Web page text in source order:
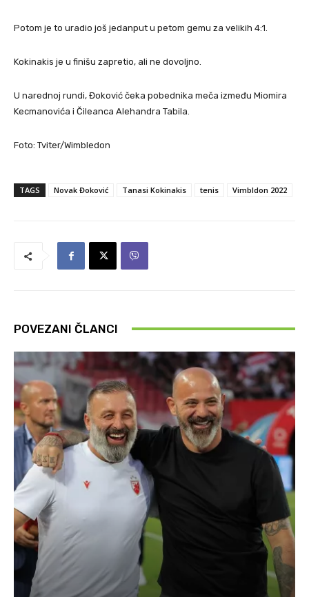
Potom je to uradio još jedanput u petom gemu za velikih 4:1.
Kokinakis je u finišu zapretio, ali ne dovoljno.
U narednoj rundi, Đoković čeka pobednika meča između Miomira
Kecmanovića i Čileanca Alehandra Tabila.
Foto: Tviter/Wimbledon
TAGS Novak Đoković Tanasi Kokinakis tenis Vimbldon 2022
POVEZANI ČLANCI